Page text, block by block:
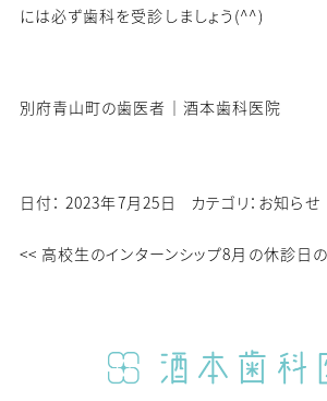
には必ず歯科を受診しましょう (^^)
別府青山町の歯医者｜酒本歯科医院
日付： 2023年7月25日 カテゴリ： お知らせ
<< 高校生のインターンシップ8月の休診日